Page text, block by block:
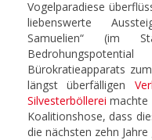
Vogelparadiese
liebenswerte
Samuelien“ (im
Bürokratieapparats
längst überfälligen
Silvesterböllerei machte
Koalitionshose, dass
die nächsten zehn